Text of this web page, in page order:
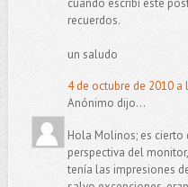
recuerdos.
un saludo
4 de octubre de 2010 a
Anónimo dijo...
Hola Molinos; es cierto
perspectiva del
tenía las impresiones